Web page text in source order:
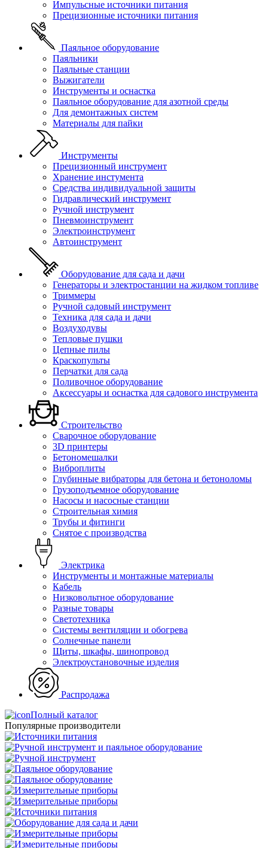
Импульсные источники питания
Прецизионные источники питания
Паяльное оборудование
Паяльники
Паяльные станции
Выжигатели
Инструменты и оснастка
Паяльное оборудование для азотной среды
Для демонтажных систем
Материалы для пайки
Инструменты
Прецизионный инструмент
Хранение инстумента
Средства индивидуальной защиты
Гидравлический инструмент
Ручной инструмент
Пневмоинструмент
Электроинструмент
Автоинструмент
Оборудование для сада и дачи
Генераторы и электростанции на жидком топливе
Триммеры
Ручной садовый инструмент
Техника для сада и дачи
Воздуходувы
Тепловые пушки
Цепные пилы
Краскопульты
Перчатки для сада
Поливочное оборудование
Аксессуары и оснастка для садового инструмента
Строительство
Сварочное оборудование
3D принтеры
Бетономешалки
Виброплиты
Глубинные вибраторы для бетона и бетоноломы
Грузоподъемное оборудование
Насосы и насосные станции
Строительная химия
Трубы и фитинги
Снятое с производства
Электрика
Инструменты и монтажные материалы
Кабель
Низковольтное оборудование
Разные товары
Светотехника
Системы вентиляции и обогрева
Солнечные панели
Щиты, шкафы, шинопровод
Электроустановочные изделия
Распродажа
Полный каталог
Популярные производители